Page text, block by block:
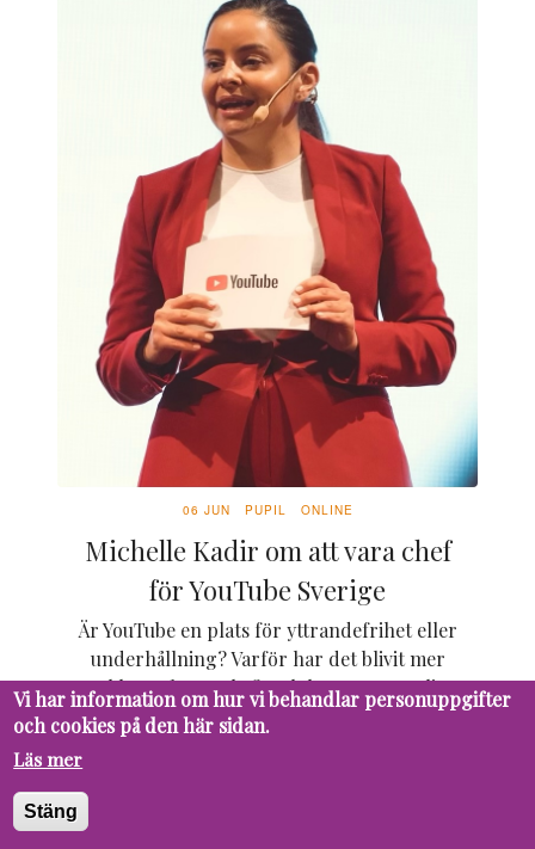
06 JUN PUPIL ONLINE
Michelle Kadir om att vara chef
för YouTube Sverige
Är YouTube en plats för yttrandefrihet eller
underhållning? Varför har det blivit mer
reklam på YouTube? Och hur är en vanlig
dag på jobbet? Ungdomsredaktionen på
Vi har information om hur vi behandlar personuppgifter
och cookies på den här sidan.
Läs mer
Stäng